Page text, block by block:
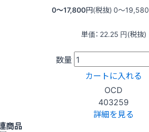
0〜17,800円(税抜) 0〜19,580
単価： 22.25 円(税抜)
数量
カートに入れる
OCD
403259
詳細を見る
商品